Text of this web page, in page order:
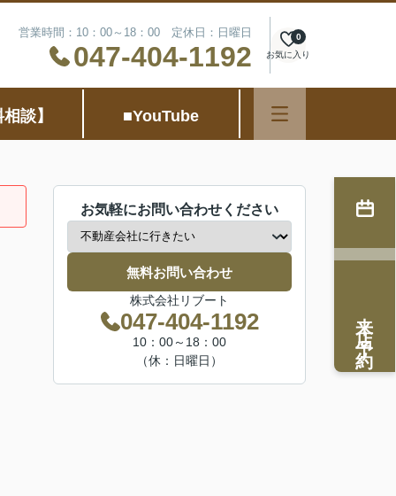
営業時間：10：00～18：00 定休日：日曜日
047-404-1192 お気に入り
0
談】 ■YouTube
お気軽にお問い合わせください
無料お問い合わせ
株式会社リブート
047-404-1192
10：00～18：00
（休：日曜日）
来店予約